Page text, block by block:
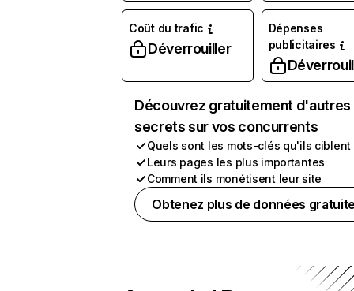
Coût du trafic
Déverrouiller
Dépenses
publicitaires
Découvrez gratuitement d'autres
secrets sur vos concurrents
Quels sont les mots-clés qu'ils ciblent
Leurs pages les plus importantes
Comment ils monétisent leur site
Obtenez plus de données